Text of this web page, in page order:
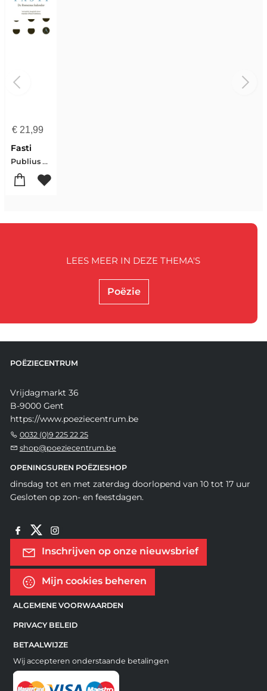
€21,99
Fasti
Publius Ovidius Naso
Poëzie
LEES MEER IN DEZE THEMA'S
POËZIECENTRUM
Vrijdagmarkt 36
B-9000 Gent
https://www.poeziecentrum.be
0032 (0)9 225 22 25
shop@poeziecentrum.be
OPENINGSUREN POËZIESHOP
dinsdag tot en met zaterdag doorlopend van 10 tot 17 uur
Gesloten op zon- en feestdagen.
Inschrijven op onze nieuwsbrief
Mijn cookies beheren
ALGEMENE VOORWAARDEN
PRIVACY BELEID
BETAALWIJZE
Wij accepteren onderstaande betalingen